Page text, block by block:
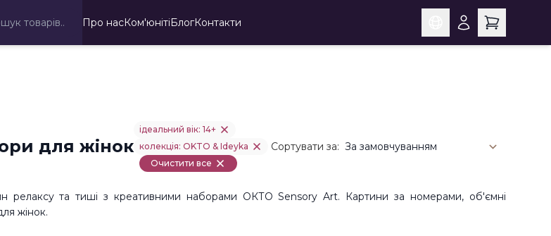
Про насКом'юнітіБлогКонтакти
для жінок
ідеальний вік: 14+
колекція: OKTO & Ideyka
Очистити все
Сортувати за:
релаксу та тиші з креативними наборами ОКТО Sensory Art. Картини за номерами, об'ємні
жінок.